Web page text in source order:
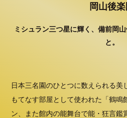
岡山後楽
ミシュラン三つ星に輝く、備前岡
と。
日本三名園のひとつに数えられる美
もてなす部屋として使われた「鶴鳴
ン、また館内の能舞台で能・狂言鑑